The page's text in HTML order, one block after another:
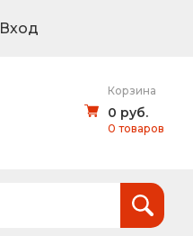
Вход
Корзина
0 руб.
0 товаров
руб.